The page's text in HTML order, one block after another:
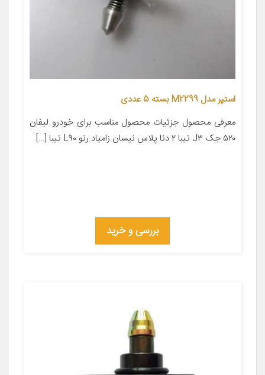
استپر مدل M2299 بسته 5 عددی
معرفی محصول جزئیات محصول مناسب برای خودرو لیفان
۵۲۰ جک J۳ تیبا ۲ دنا پلاس نیسان زامیاد رنو L۹۰ تیبا […]
بررسی و خرید